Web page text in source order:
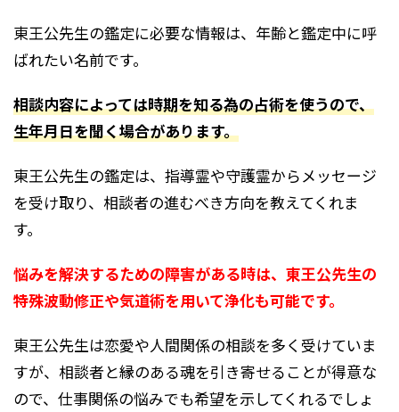
東王公先生の鑑定に必要な情報は、年齢と鑑定中に呼
ばれたい名前です。
相談内容によっては時期を知る為の占術を使うので、
生年月日を聞く場合があります。
東王公先生の鑑定は、指導霊や守護霊からメッセージ
を受け取り、相談者の進むべき方向を教えてくれま
す。
悩みを解決するための障害がある時は、東王公先生の
特殊波動修正や気道術を用いて浄化も可能です。
東王公先生は恋愛や人間関係の相談を多く受けていま
すが、相談者と縁のある魂を引き寄せることが得意な
ので、仕事関係の悩みでも希望を示してくれるでしょ